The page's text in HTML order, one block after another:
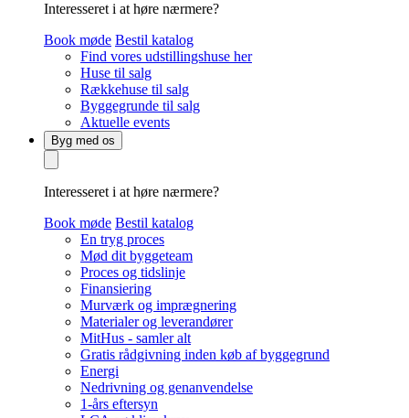
Interesseret i at høre nærmere?
Book møde Bestil katalog
Find vores udstillingshuse her
Huse til salg
Rækkehuse til salg
Byggegrunde til salg
Aktuelle events
Byg med os
Interesseret i at høre nærmere?
Book møde Bestil katalog
En tryg proces
Mød dit byggeteam
Proces og tidslinje
Finansiering
Murværk og imprægnering
Materialer og leverandører
MitHus - samler alt
Gratis rådgivning inden køb af byggegrund
Energi
Nedrivning og genanvendelse
1-års eftersyn